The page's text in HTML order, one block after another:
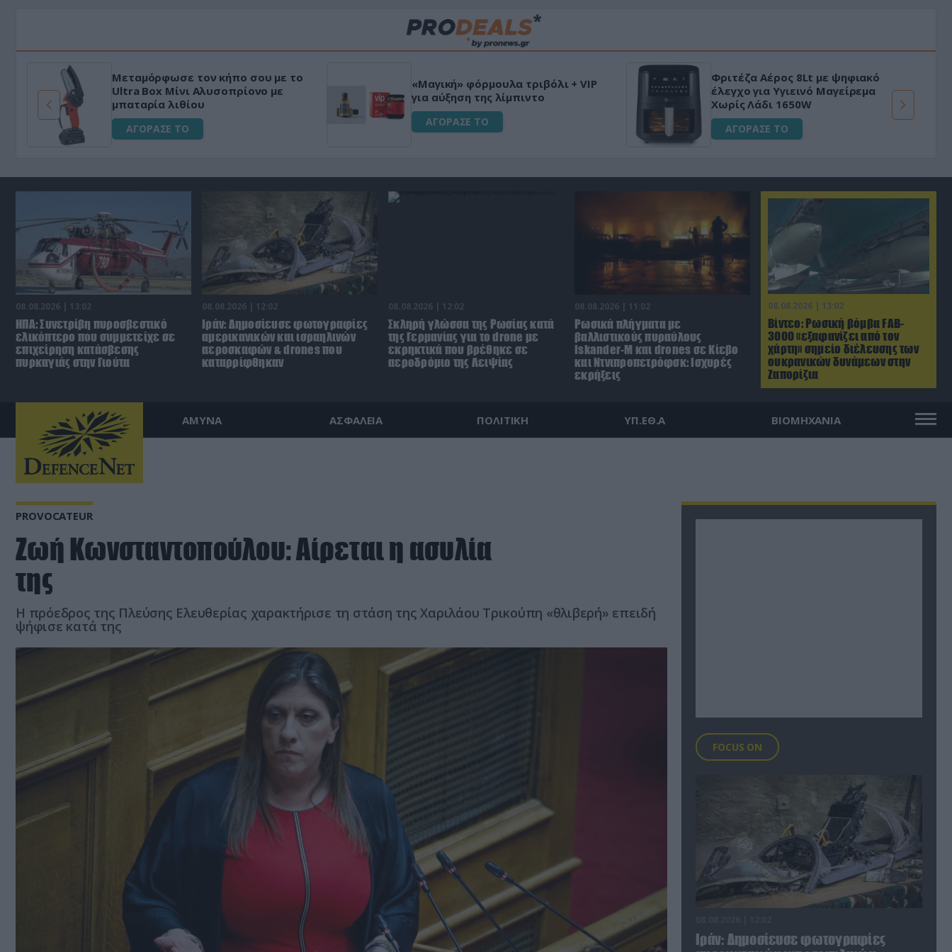
HAPI END: 100% φυτικό διεγερτικό
για άνδρες!
ΑΓΟΡΑΣΕ ΤΟ
Μεταμόρφωσε τον κήπο σου με το
Ultra Box Μίνι Αλυσοπρίονο με
μπαταρία λιθίου
ΑΓΟΡΑΣΕ ΤΟ
«Μαγική» φόρμουλα τριβόλι + VIP
για αύξηση της λίμπιντο
ΑΓΟΡΑΣΕ ΤΟ
08.08.2026 | 13:02
Βίντεο: Ρωσική βόμβα FAB-
3000 «εξαφανίζει από τον
χάρτη» σημείο διέλευσης των
ουκρανικών δυνάμεων στην
Ζαπορίζια
08.08.2026 | 13:02
ΗΠΑ: Συνετρίβη πυροσβεστικό
ελικόπτερο που συμμετείχε σε
επιχείρηση κατάσβεσης
πυρκαγιάς στην Γιούτα
08.08.2026 | 12:02
Ιράν: Δημοσίευσε φωτογραφίες
αμερικανικών και ισραηλινών
αεροσκαφών & drones που
καταρρίφθηκαν
08.08.2026 | 12:02
Σκληρή γλώσσα της Ρωσίας κατά
της Γερμανίας για το drone με
εκρηκτικά που βρέθηκε σε
αεροδρόμιο της Λειψίας
08.08.2026 | 11:02
Ρωσικά πλήγματα με
βαλλιστικούς πυραύλους
Iskander-M και drones σε Κίεβο
και Ντνιπροπετρόφσκ: Ισχυρές
εκρήξεις
ΑΜΥΝΑ ΑΣΦΑΛΕΙΑ ΠΟΛΙΤΙΚΗ ΥΠ.ΕΘ.Α ΒΙΟΜΗΧΑΝΙΑ
PROVOCATEUR
Ζωή Κωνσταντοπούλου: Αίρεται η ασυλία
της
Η πρόεδρος της Πλεύσης Ελευθερίας χαρακτήρισε τη στάση της Χαριλάου Τρικούπη «θλιβερή» επειδή
ψήφισε κατά της
FOCUS ON
Ιράν: Δημοσίευσε φωτογραφίες